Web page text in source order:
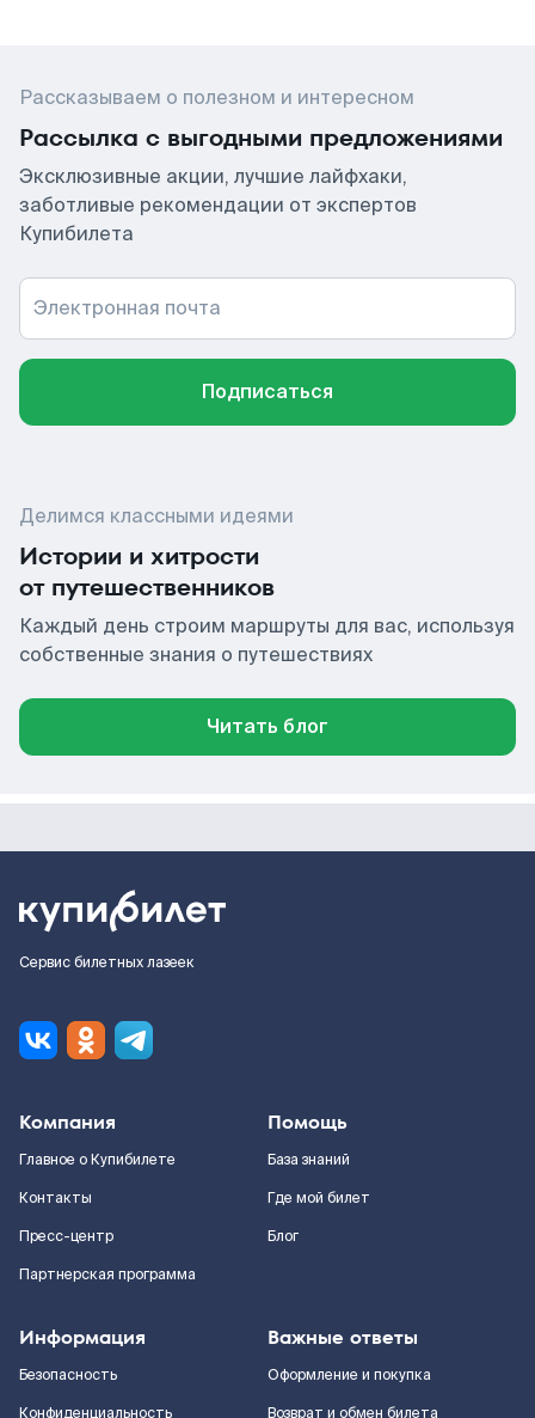
Рассказываем о полезном и интересном
Рассылка с выгодными предложениями
Эксклюзивные акции, лучшие лайфхаки,
заботливые рекомендации от экспертов
Купибилета
Электронная почта
Подписаться
Делимся классными идеями
Истории и хитрости
от путешественников
Каждый день строим маршруты для вас, используя
собственные знания о путешествиях
Читать блог
Сервис билетных лазеек
Компания
Главное о Купибилете
Контакты
Пресс-центр
Партнерская программа
Помощь
База знаний
Где мой билет
Блог
Информация
Безопасность
Конфиденциальность
Важные ответы
Оформление и покупка
Возврат и обмен билета